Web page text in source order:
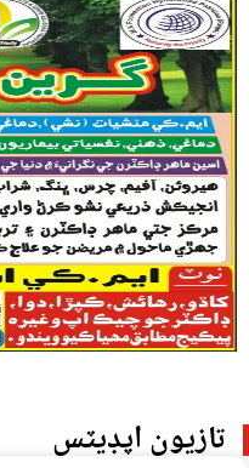
تازيون اپڊيٽس